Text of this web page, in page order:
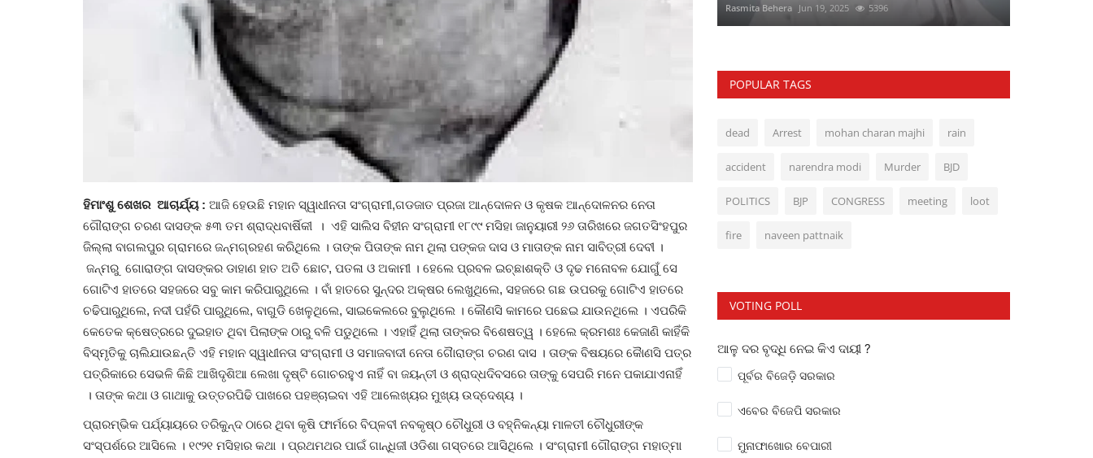
ହିମାଂଶୁ ଶେଖର ଆଚାର୍ଯ୍ୟ : ଆଜି ହେଉଛି ମହାନ ସ୍ୱାଧୀନତା ସଂଗ୍ରାମୀ,ଗଡଜାତ ପ୍ରଜା ଆନ୍ଦୋଳନ ଓ କୃଷକ ଆନ୍ଦୋଳନର ନେତା
ଗୌରାଙ୍ଗ ଚରଣ ଦାସଙ୍କ ୫୩ ତମ ଶ୍ରାଦ୍ଧବାର୍ଷିକୀ । ଏହି ସାଲିସ ବିହୀନ ସଂଗ୍ରାମୀ ୧୮୯୯ ମସିହା ଜାନୁୟାରୀ ୨୬ ତାରିଖରେ ଜଗତସିଂହପୁର
ଜିଲ୍ଲା ବାଗଲପୁର ଗ୍ରାମରେ ଜନ୍ମଗ୍ରହଣ କରିଥିଲେ । ତାଙ୍କ ପିତାଙ୍କ ନାମ ଥିଲା ପଙ୍କଜ ଦାସ ଓ ମାତାଙ୍କ ନାମ ସାବିତ୍ରୀ ଦେବୀ ।
ଜନ୍ମରୁ ଗୋରାଙ୍ଗ ଦାସଙ୍କର ଡାହାଣ ହାତ ଅତି ଛୋଟ, ପତଳା ଓ ଅକାମୀ । ହେଲେ ପ୍ରବଳ ଇଚ୍ଛାଶକ୍ତି ଓ ଦୃଢ ମନୋବଳ ଯୋଗୁଁ ସେ
ଗୋଟିଏ ହାତରେ ସହଜରେ ସବୁ କାମ କରିପାରୁଥିଲେ । ବାଁ ହାତରେ ସୁନ୍ଦର ଅକ୍ଷର ଲେଖୁଥିଲେ, ସହଜରେ ଗଛ ଉପରକୁ ଗୋଟିଏ ହାତରେ
ଚଢିପାରୁଥିଲେ, ନଦୀ ପହଁରି ପାରୁଥିଲେ, ବାଗୁଡି ଖେଳୁଥିଲେ, ସାଇକେଲରେ ବୁଲୁଥିଲେ । କୌଣସି କାମରେ ପଛେଇ ଯାଉନଥିଲେ । ଏପରିକି
କେତେକ କ୍ଷେତ୍ରରେ ଦୁଇହାତ ଥିବା ପିଲାଙ୍କ ଠାରୁ ବଳି ପଡୁଥିଲେ । ଏହାହିଁ ଥିଲା ତାଙ୍କର ବିଶେଷତ୍ୱ । ହେଲେ କ୍ରମଶଃ କେଜାଣି କାହିଁକି
ବିସ୍ମୃତିକୁ ଚାଲିଯାଉଛନ୍ତି ଏହି ମହାନ ସ୍ୱାଧୀନତା ସଂଗ୍ରାମୀ ଓ ସମାଜବାଦୀ ନେତା ଗୈାରାଙ୍ଗ ଚରଣ ଦାସ । ତାଙ୍କ ବିଷୟରେ କୈାଣସି ପତ୍ର
ପତ୍ରିକାରେ ସେଭଳି କିଛି ଆଖିଦୃଶିଆ ଲେଖା ଦୃଷ୍ଟି ଗୋଚରହୁଏ ନାହିଁ ବା ଜୟନ୍ତୀ ଓ ଶ୍ରାଦ୍ଧଦିବସରେ ତାଙ୍କୁ ସେପରି ମନେ ପକାଯାଏନାହିଁ
। ତାଙ୍କ କଥା ଓ ଗାଥାକୁ ଉତ୍ତରପିଢି ପାଖରେ ପହଞ୍ଚାଇବା ଏହି ଆଲେଖ୍ୟର ମୁଖ୍ୟ ଉଦ୍ଦେଶ୍ୟ ।
ପ୍ରାରମ୍ଭିକ ପର୍ଯ୍ୟାୟରେ ତରିକୁନ୍ଦ ଠାରେ ଥିବା କୃଷି ଫାର୍ମରେ ବିପ୍ଳବୀ ନବକୃଷ୍ଠ ଚୌଧୁରୀ ଓ ବହ୍ନିକନ୍ୟା ମାଳତୀ ଚୌଧୁରୀଙ୍କ
ସଂସ୍ପର୍ଶରେ ଆସିଲେ । ୧୯୨୧ ମସିହାର କଥା । ପ୍ରଥମଥର ପାଇଁ ଗାନ୍ଧିଜୀ ଓଡିଶା ଗସ୍ତରେ ଆସିଥିଲେ । ସଂଗ୍ରାମୀ ଗୌରାଙ୍ଗ ମହାତ୍ମା
Rasmita Behera Jun 19, 2025 5396
POPULAR TAGS
dead Arrest mohan charan majhi rain
accident narendra modi Murder BJD
POLITICS BJP CONGRESS meeting loot
fire naveen pattnaik
VOTING POLL
ଆଳୁ ଦର ବୃଦ୍ଧି ନେଇ କିଏ ଦାୟୀ ?
ପୂର୍ବର ବିଜେଡ଼ି ସରକାର
ଏବେର ବିଜେପି ସରକାର
ମୁନାଫାଖୋର ବେପାରୀ